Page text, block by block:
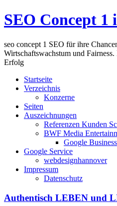
SEO Concept 1
seo concept 1 SEO für ihre
Wirtschaftswachstum und
Erfolg
Startseite
Verzeichnis
Konzerne
Seiten
Auszeichnungen
Referenzen Kunden
BWF Media
Google
Google Service
webdesignhannover
Impressum
Datenschutz
Authentisch LEBEN und